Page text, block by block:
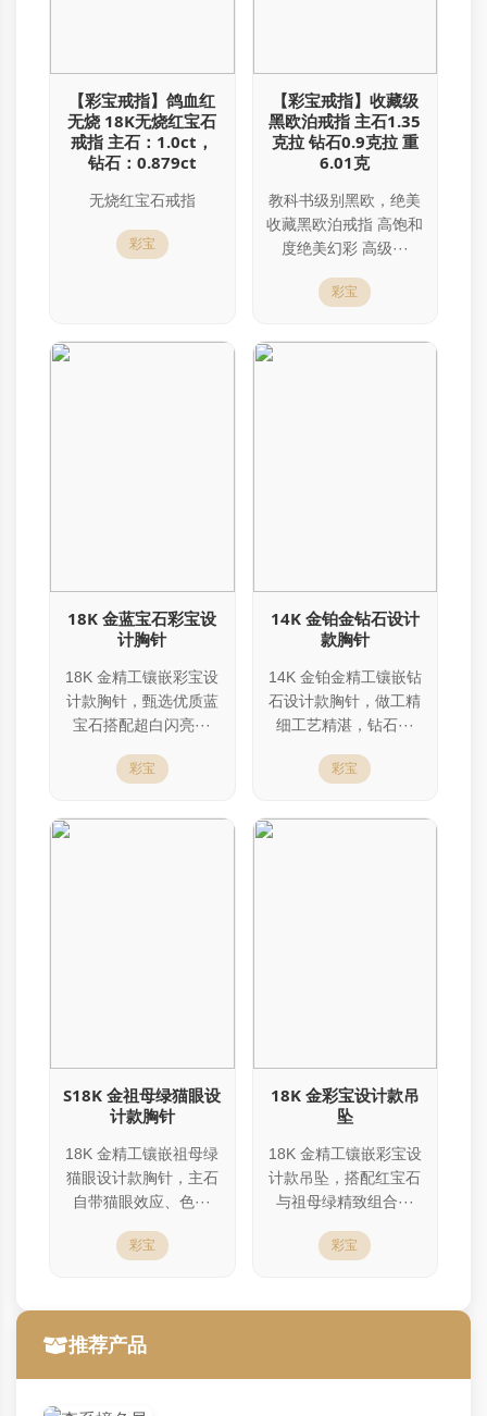
【彩宝戒指】鸽血红
无烧 18K无烧红宝石
戒指 主石：1.0ct，
钻石：0.879ct
无烧红宝石戒指
彩宝
【彩宝戒指】收藏级
黑欧泊戒指 主石1.35
克拉 钻石0.9克拉 重
6.01克
教科书级别黑欧，绝美
收藏黑欧泊戒指 高饱和
度绝美幻彩 高级···
彩宝
18K 金蓝宝石彩宝设
计胸针
18K 金精工镶嵌彩宝设
计款胸针，甄选优质蓝
宝石搭配超白闪亮···
彩宝
14K 金铂金钻石设计
款胸针
14K 金铂金精工镶嵌钻
石设计款胸针，做工精
细工艺精湛，钻石···
彩宝
S18K 金祖母绿猫眼设
计款胸针
18K 金精工镶嵌祖母绿
猫眼设计款胸针，主石
自带猫眼效应、色···
彩宝
18K 金彩宝设计款吊
坠
18K 金精工镶嵌彩宝设
计款吊坠，搭配红宝石
与祖母绿精致组合···
彩宝
推荐产品